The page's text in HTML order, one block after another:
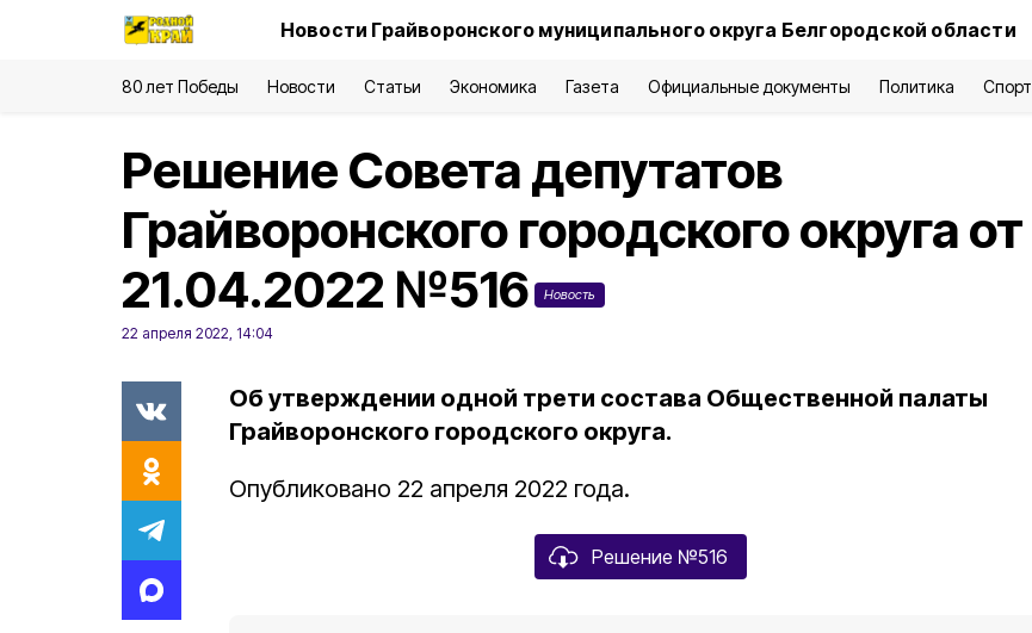
Новости Грайворонского муниципального округа Белгородской области
80 лет Победы Новости Статьи Экономика Газета Официальные документы Политика Спорт
Решение Совета депутатов
Грайворонского городского округа от
21.04.2022 №516
Новость
22 апреля 2022, 14:04
Об утверждении одной трети состава Общественной палаты
Грайворонского городского округа.
Опубликовано 22 апреля 2022 года.
Решение №516